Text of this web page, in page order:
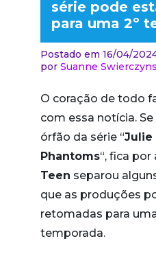
série pode
para uma 2º
Postado em 16/04/
por Suanne
O coração de todo
com essa notícia.
órfão da série “Julie
Phantoms“, fica por
Teen separou
que as produções
retomadas para
temporada.